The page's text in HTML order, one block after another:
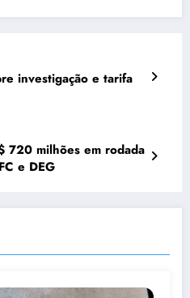
investigação e tarifa
720 milhões em rodada
e DEG